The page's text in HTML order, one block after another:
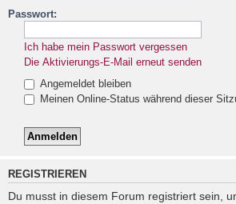
Passwort:
Ich habe mein Passwort vergessen
Die Aktivierungs-E-Mail erneut senden
Angemeldet bleiben
Meinen Online-Status während dieser
REGISTRIEREN
Du musst in diesem Forum registriert sein,